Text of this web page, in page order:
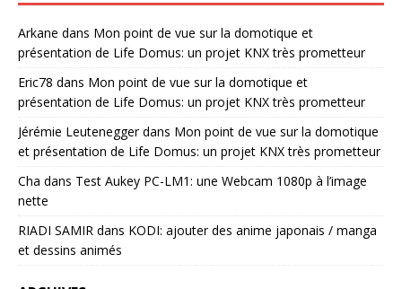
Arkane dans Mon point de vue sur la domotique et
présentation de Life Domus: un projet KNX très prometteur
Eric78 dans Mon point de vue sur la domotique et
présentation de Life Domus: un projet KNX très prometteur
Jérémie Leuteneggerdans Mon point de vue sur la domotique
et présentation de Life Domus: un projet KNX très prometteur
Cha dans Test Aukey PC-LM1: une Webcam 1080p à l’image
nette
RIADI SAMIR dans KODI: ajouter des anime japonais / manga
et dessins animés